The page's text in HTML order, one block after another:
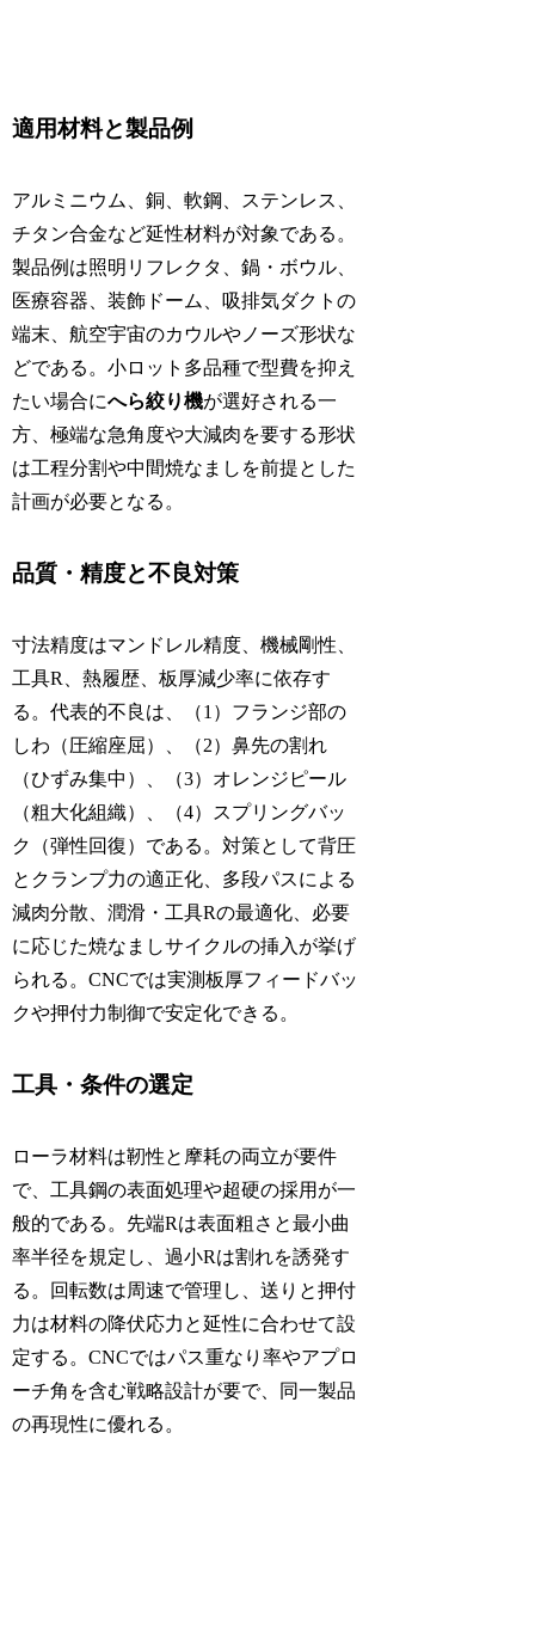
適用材料と製品例
アルミニウム、銅、軟鋼、ステンレス、
チタン合金など延性材料が対象である。
製品例は照明リフレクタ、鍋・ボウル、
医療容器、装飾ドーム、吸排気ダクトの
端末、航空宇宙のカウルやノーズ形状な
どである。小ロット多品種で型費を抑え
たい場合にへら絞り機が選好される一
方、極端な急角度や大減肉を要する形状
は工程分割や中間焼なましを前提とした
計画が必要となる。
品質・精度と不良対策
寸法精度はマンドレル精度、機械剛性、
工具R、熱履歴、板厚減少率に依存す
る。代表的不良は、（1）フランジ部の
しわ（圧縮座屈）、（2）鼻先の割れ
（ひずみ集中）、（3）オレンジピール
（粗大化組織）、（4）スプリングバッ
ク（弾性回復）である。対策として背圧
とクランプ力の適正化、多段パスによる
減肉分散、潤滑・工具Rの最適化、必要
に応じた焼なましサイクルの挿入が挙げ
られる。CNCでは実測板厚フィードバッ
クや押付力制御で安定化できる。
工具・条件の選定
ローラ材料は靭性と摩耗の両立が要件
で、工具鋼の表面処理や超硬の採用が一
般的である。先端Rは表面粗さと最小曲
率半径を規定し、過小Rは割れを誘発す
る。回転数は周速で管理し、送りと押付
力は材料の降伏応力と延性に合わせて設
定する。CNCではパス重なり率やアプロ
ーチ角を含む戦略設計が要で、同一製品
の再現性に優れる。